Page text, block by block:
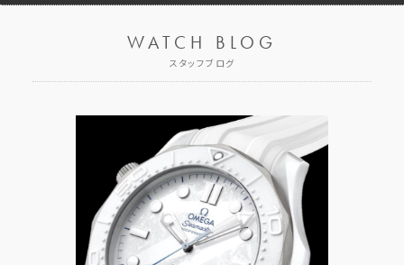
WATCH BLOG
スタッフブログ